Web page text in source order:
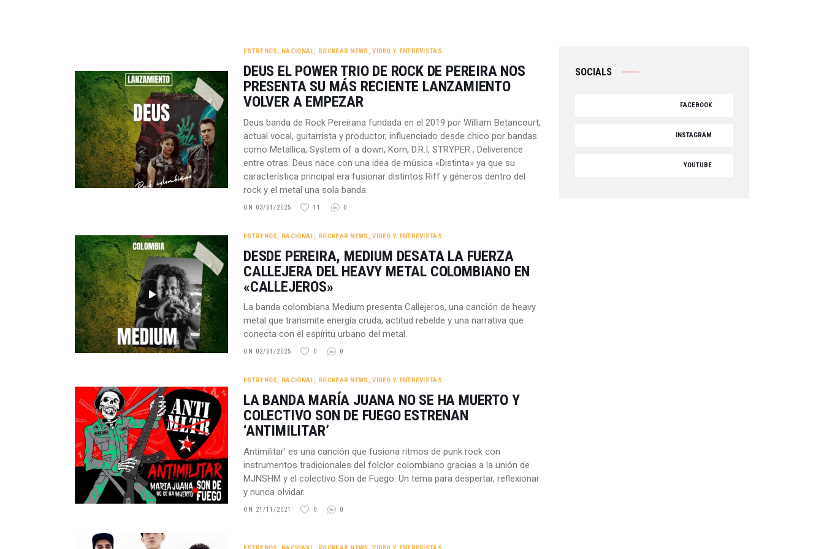
ESTRENOS, NACIONAL, ROCKEAR NEWS ,VIDEO Y ENTREVISTAS
DEUS EL POWER TRIO DE ROCK DE PEREIRA NOS
PRESENTA SU MÁS RECIENTE LANZAMIENTO
VOLVER A EMPEZAR
Deus banda de Rock Pereirana fundada en el 2019 por William Betancourt,
actual vocal, guitarrista y productor, influenciado desde chico por bandas
como Metallica, System of a down, Korn, D.R.I, STRYPER , Deliverence
entre otras. Deus nace con una idea de música «Distinta» ya que su
característica principal era fusionar distintos Riff y géneros dentro del
rock y el metal una sola banda.
ON 03/01/2025 11 0
ESTRENOS, NACIONAL, ROCKEAR NEWS ,VIDEO Y ENTREVISTAS
DESDE PEREIRA, MEDIUM DESATA LA FUERZA
CALLEJERA DEL HEAVY METAL COLOMBIANO EN
«CALLEJEROS»
La banda colombiana Medium presenta Callejeros, una canción de heavy
metal que transmite energía cruda, actitud rebelde y una narrativa que
conecta con el espíritu urbano del metal.
ON 02/01/2025 0 0
ESTRENOS, NACIONAL, ROCKEAR NEWS ,VIDEO Y ENTREVISTAS
LA BANDA MARÍA JUANA NO SE HA MUERTO Y
COLECTIVO SON DE FUEGO ESTRENAN
‘ANTIMILITAR’
Antimilitar’ es una canción que fusiona ritmos de punk rock con
instrumentos tradicionales del folclor colombiano gracias a la unión de
MJNSHM y el colectivo Son de Fuego. Un tema para despertar, reflexionar
y nunca olvidar.
ON 21/11/2021 0 0
SOCIALS
FACEBOOK
INSTAGRAM
YOUTUBE